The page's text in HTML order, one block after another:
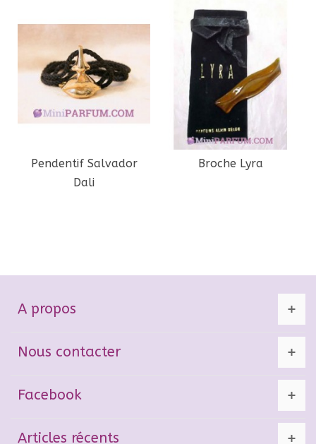
Pendentif Salvador
Dali
Broche Lyra
A propos
Nous contacter
Facebook
Articles récents